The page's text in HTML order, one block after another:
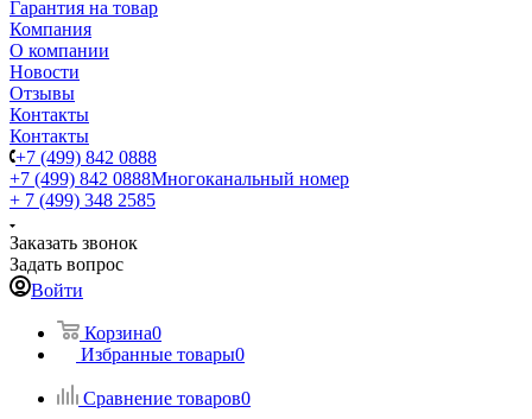
Гарантия на товар
Компания
О компании
Новости
Отзывы
Контакты
Контакты
+7 (499) 842 0888
+7 (499) 842 0888Многоканальный номер
+ 7 (499) 348 2585
Заказать звонок
Задать вопрос
Войти
Корзина0
Избранные товары0
Сравнение товаров0